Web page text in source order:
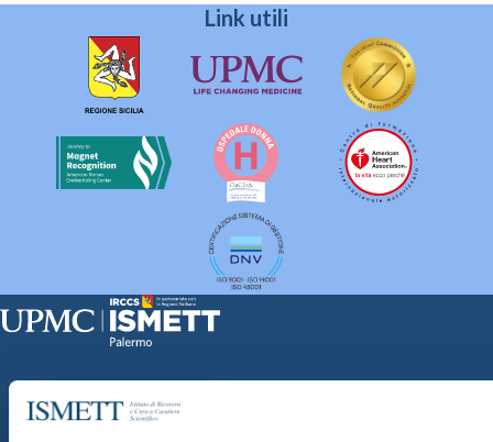
Link utili
Via Discesa dei Giudici 4 90133 Palermo